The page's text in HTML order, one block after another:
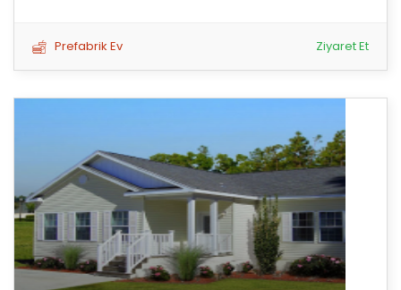
Prefabrik Ev Ziyaret Et